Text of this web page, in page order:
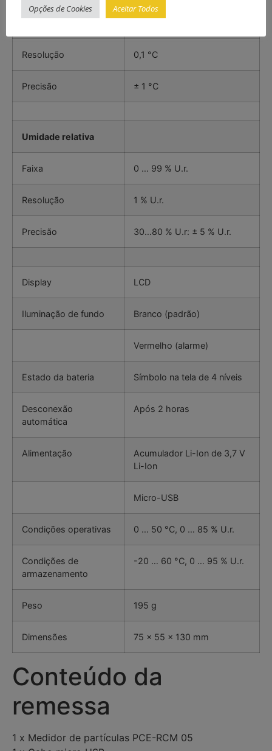
Resolução 0,1 °C
Precisão ± 1 °C
Umidade relativa
Faixa 0 … 99 % U.r.
Resolução 1 % U.r.
Precisão 30…80 % U.r: ± 5 % U.r.
Display LCD
Iluminação de fundo Branco (padrão)
Vermelho (alarme)
Estado da bateria Símbolo na tela de 4 níveis
Desconexão
automática
Após 2 horas
Alimentação
Acumulador Li-Ion de 3,7 V
Li-Ion
Micro-USB
Condições operativas 0 … 50 °C, 0 … 85 % U.r.
Condições de
armazenamento
-20 … 60 °C, 0 … 95 % U.r.
Peso 195 g
Dimensões 75 x 55 x 130 mm
Conteúdo da
remessa
1 x Medidor de partículas PCE-RCM 05
Opções de Cookies Aceitar Todos